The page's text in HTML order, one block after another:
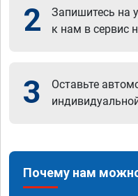
2
Запишитесь на
к нам в сервис
3
Оставьте
Почему нам